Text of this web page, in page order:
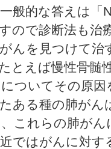
般的な答えは「
ので診断法も治
んを見つけて
とえば慢性骨髄
ついてその原
ある種の肺がん
これらの肺が
ではがんに対す